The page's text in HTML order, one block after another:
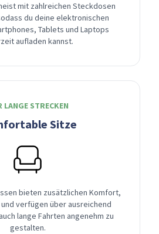
mit zahlreichen Steckdosen
du deine elektronischen
Tablets und Laptops
aufladen kannst.
LANGE STRECKEN
Sitze
bieten zusätzlichen Komfort,
verfügen über ausreichend
lange Fahrten angenehm zu
gestalten.